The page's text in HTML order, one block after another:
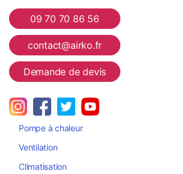
Airko09 70 70 86 56
contact@airko.fr
Demande de devis
Pompe à chaleur
Ventilation
Climatisation